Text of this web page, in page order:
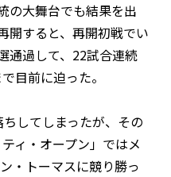
の大舞台でも結果を出
開すると、再開初戦でい
通過して、22試合連続
目前に迫った。
してしまったが、その
ィ・オープン」ではメ
・トーマスに競り勝っ